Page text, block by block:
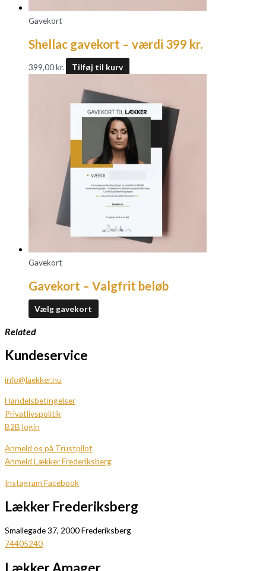
Gavekort
Shellac gavekort – værdi 399 kr.
399,00kr. Tilføj til kurv
Gavekort
Gavekort – Valgfrit beløb
Vælg gavekort
Related
Kundeservice
info@laekker.nu
Handelsbetingelser
Privatlivspolitik
B2B login
Anmeld os på Trustpilot
Anmeld Lækker Frederiksberg
Instagram Facebook
Lækker Frederiksberg
Smallegade 37, 2000 Frederiksberg
74405240
Lækker Amager